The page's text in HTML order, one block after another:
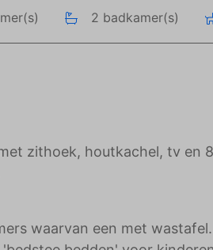
2 badkamer(s)
zithoek, houtkachel, tv en
waarvan een met
afgestemd op en relevant zijn voor